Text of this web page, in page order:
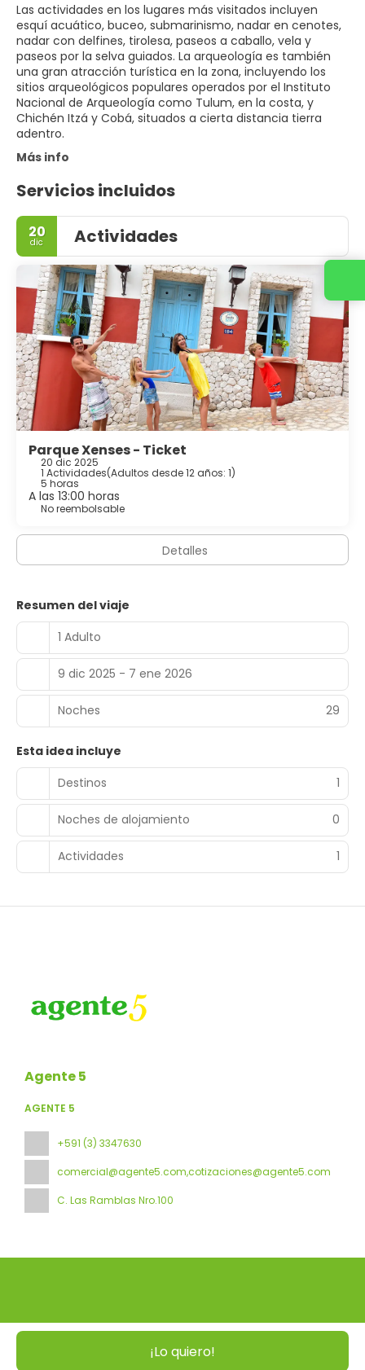
¡Lo quiero!
Las actividades en los lugares más visitados incluyen
esquí acuático, buceo, submarinismo, nadar en cenotes,
nadar con delfines, tirolesa, paseos a caballo, vela y
paseos por la selva guiados. La arqueología es también
una gran atracción turística en la zona, incluyendo los
sitios arqueológicos populares operados por el Instituto
Nacional de Arqueología como Tulum, en la costa, y
Chichén Itzá y Cobá, situados a cierta distancia tierra
adentro.
Más info
Servicios incluidos
20
dic Actividades
Parque Xenses - Ticket
20 dic 2025
1 Actividades(Adultos desde 12 años: 1)
5 horas
A las 13:00 horas
No reembolsable
Detalles
Resumen del viaje
1 Adulto
9 dic 2025 - 7 ene 2026
Noches 29
Esta idea incluye
Destinos
1
Noches de alojamiento 0
Actividades 1
Agente 5
AGENTE 5
+591 (3) 3347630
comercial@agente5.com,cotizaciones@agente5.com
C. Las Ramblas Nro.100
Todos los derechos reservados Agente 5 © 2026
Política de